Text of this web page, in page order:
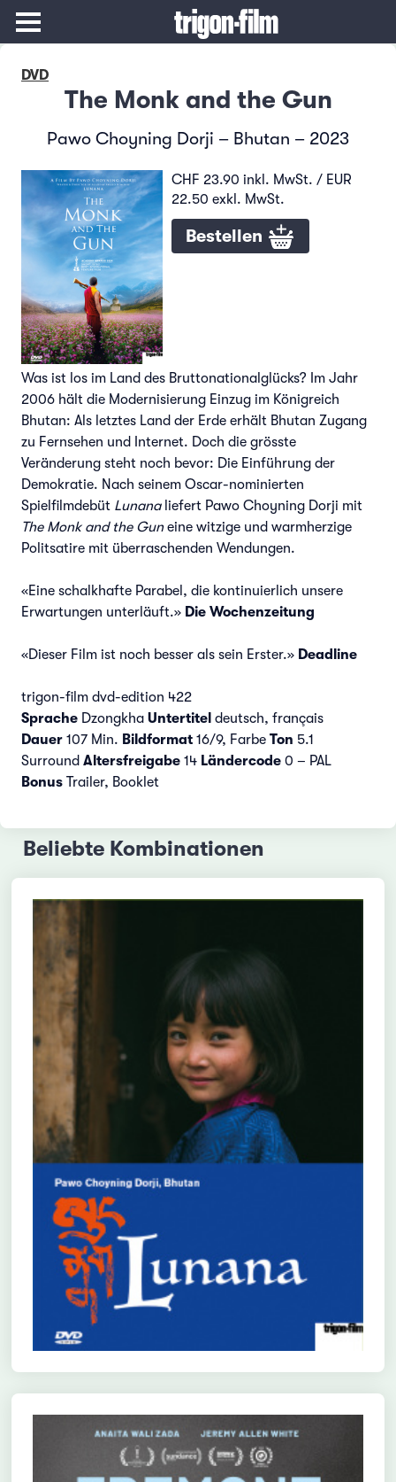
DVD
The Monk and the Gun
Pawo Choyning Dorji – Bhutan – 2023
CHF 23.90 inkl. MwSt. / EUR
22.50 exkl. MwSt.
Bestellen
Was ist los im Land des Bruttonationalglücks? Im Jahr
2006 hält die Modernisierung Einzug im Königreich
Bhutan: Als letztes Land der Erde erhält Bhutan Zugang
zu Fernsehen und Internet. Doch die grösste
Veränderung steht noch bevor: Die Einführung der
Demokratie. Nach seinem Oscar-nominierten
Spielfilmdebüt Lunanaliefert Pawo Choyning Dorji mit
The Monk and the Guneine witzige und warmherzige
Politsatire mit überraschenden Wendungen.
«Eine schalkhafte Parabel, die kontinuierlich unsere
Erwartungen unterläuft.» Die Wochenzeitung
«Dieser Film ist noch besser als sein Erster.» Deadline
trigon-film dvd-edition 422
Sprache Dzongkha Untertitel deutsch, français
Dauer 107 Min. Bildformat 16/9, Farbe Ton 5.1
Surround Altersfreigabe 14 Ländercode 0 – PAL
Bonus Trailer, Booklet
Beliebte Kombinationen